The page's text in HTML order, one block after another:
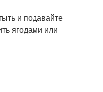
и подавайте
ягодами или